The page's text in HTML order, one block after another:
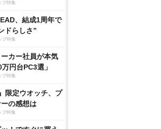
プ特集
、結成1周年で
ドらしさ”
プ特集
カー社員が本気
円台PC3選」
プ特集
限定ウオッチ、プ
の感想は
プ特集